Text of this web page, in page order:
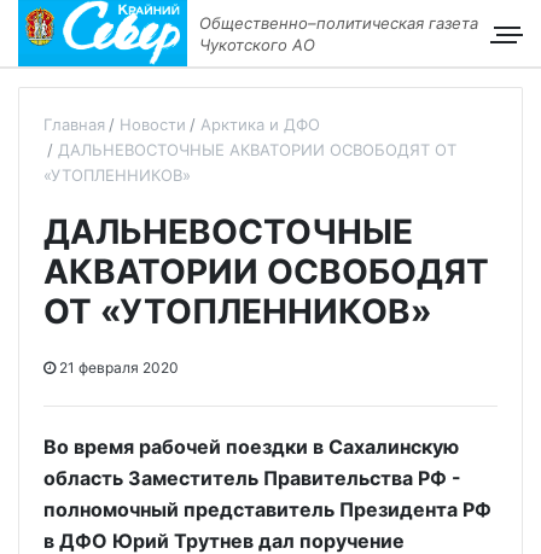
Общественно–политическая газета
Чукотского АО
Главная Новости
Арктика и ДФО
ДАЛЬНЕВОСТОЧНЫЕ АКВАТОРИИ ОСВОБОДЯТ ОТ
«УТОПЛЕННИКОВ»
ДАЛЬНЕВОСТОЧНЫЕ
АКВАТОРИИ ОСВОБОДЯТ
ОТ «УТОПЛЕННИКОВ»
21 февраля 2020
Во время рабочей поездки в Сахалинскую
область Заместитель Правительства РФ -
полномочный представитель Президента РФ
в ДФО Юрий Трутнев дал поручение